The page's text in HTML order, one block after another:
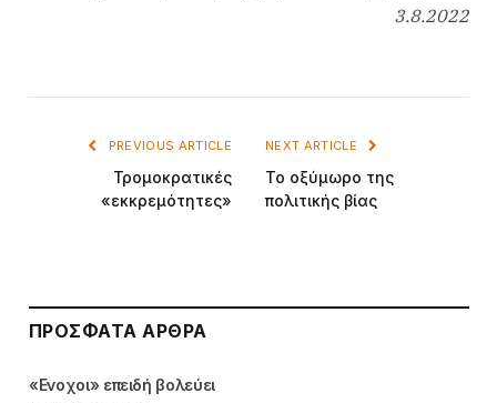
3.8.2022
PREVIOUS ARTICLE
Τρομοκρατικές
«εκκρεμότητες»
NEXT ARTICLE
Το οξύμωρο της
πολιτικής βίας
ΠΡΌΣΦΑΤΑ ΆΡΘΡΑ
«Ενοχοι» επειδή βολεύει